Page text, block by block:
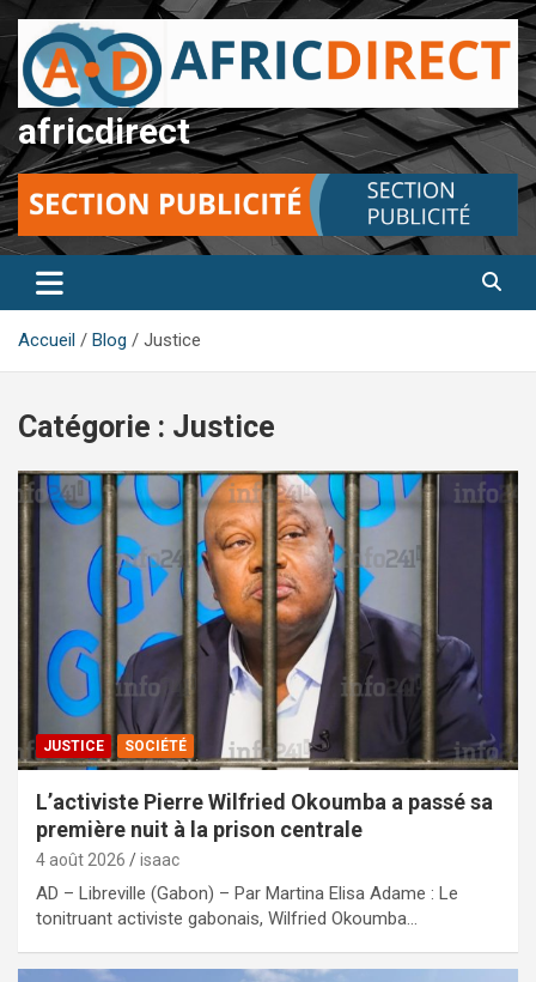
Aller
au
contenu
africdirect
Accueil Blog Justice
Catégorie : Justice
JUSTICE SOCIÉTÉ
L’activiste Pierre Wilfried Okoumba a passé sa
première nuit à la prison centrale
4 août 2026 isaac
AD – Libreville (Gabon) – Par Martina Elisa Adame : Le
tonitruant activiste gabonais, Wilfried Okoumba…